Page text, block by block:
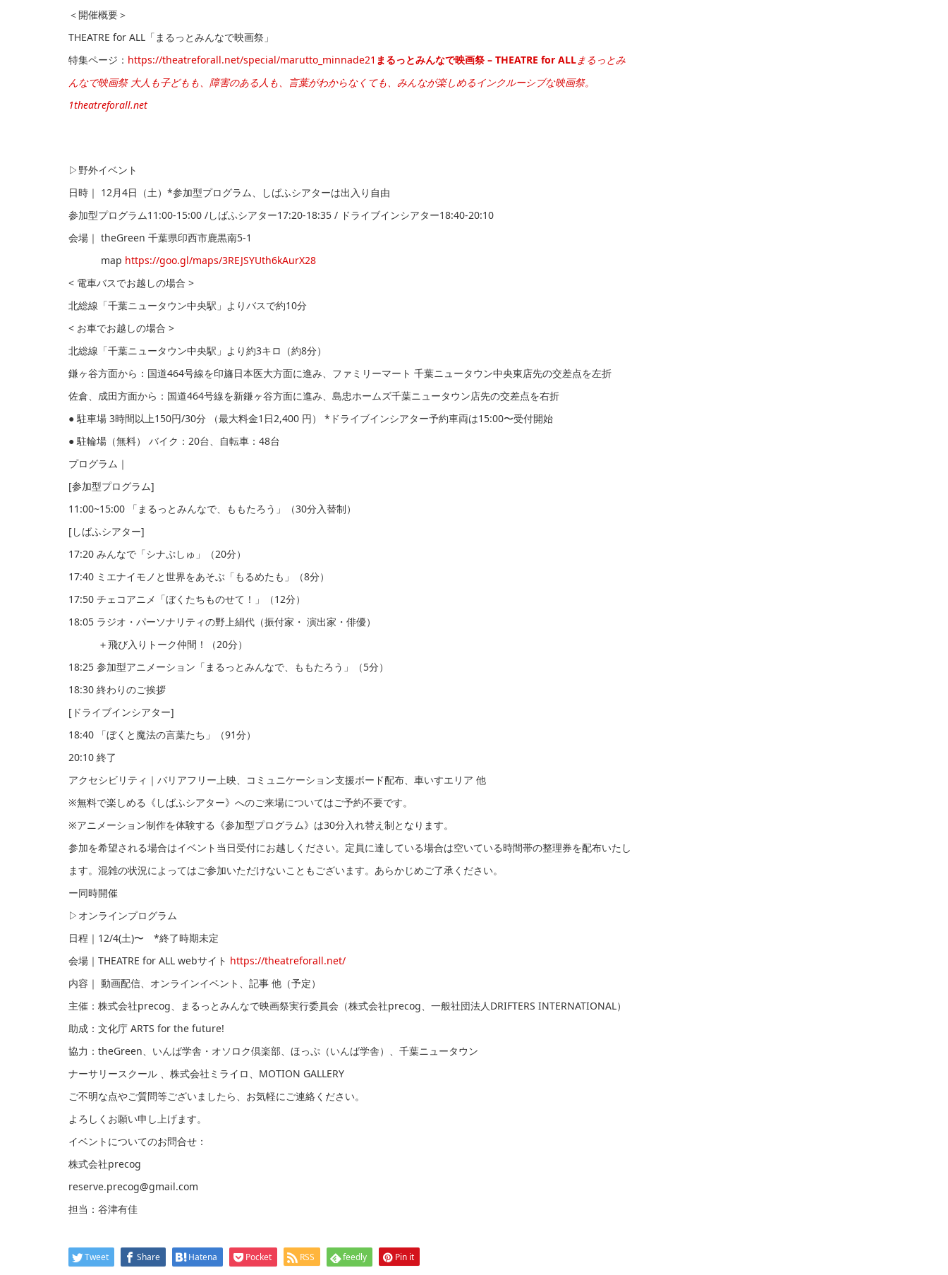
＜開催概要＞
THEATRE for ALL「まるっとみんなで映画祭」
特集ページ： https://theatreforall.net/special/marutto_minnade21 まるっとみんなで映画祭 – THEATRE for ALLまるっとみ
んなで映画祭 大人も子どもも、障害のある人も、言葉がわからなくても、みんなが楽しめるインクルーシブな映画祭。
1theatreforall.net
▷野外イベント
日時｜ 12月4日（土）*参加型プログラム、しばふシアターは出入り自由
参加型プログラム11:00-15:00 /しばふシアター17:20-18:35 / ドライブインシアター18:40-20:10
会場｜ theGreen 千葉県印西市鹿黒南5-1
map https://goo.gl/maps/3REJSYUth6kAurX28
< 電⾞バスでお越しの場合 >
北総線「千葉ニュータウン中央駅」よりバスで約10分
< お⾞でお越しの場合 >
北総線「千葉ニュータウン中央駅」より約3キロ（約8分）
鎌ヶ⾕⽅⾯から：国道464号線を印旛⽇本医⼤⽅⾯に進み、ファミリーマート 千葉ニュータウン中央東店先の交差点を左折
佐倉、成⽥⽅⾯から：国道464号線を新鎌ヶ⾕⽅⾯に進み、島忠ホームズ千葉ニュータウン店先の交差点を右折
● 駐⾞場 3時間以上150円/30分 （最⼤料⾦1⽇2,400 円） *ドライブインシアター予約⾞両は15:00〜受付開始
● 駐輪場（無料） バイク：20台、⾃転⾞：48台
プログラム｜
[参加型プログラム]
11:00~15:00 「まるっとみんなで、ももたろう」（30分入替制）
[しばふシアター]
17:20 みんなで「シナぷしゅ」（20分）
17:40 ミエナイモノと世界をあそぶ「もるめたも」（8分）
17:50 チェコアニメ「ぼくたちものせて！」（12分）
18:05 ラジオ・パーソナリティの野上絹代（振付家・ 演出家・俳優）
＋⾶び⼊りトーク仲間！（20分）
18:25 参加型アニメーション「まるっとみんなで、ももたろう」（5分）
18:30 終わりのご挨拶
[ドライブインシアター]
18:40 「ぼくと魔法の言葉たち」（91分）
20:10 終了
アクセシビリティ｜バリアフリー上映、コミュニケーション支援ボード配布、車いすエリア 他
※無料で楽しめる《しばふシアター》へのご来場についてはご予約不要です。
※アニメーション制作を体験する《参加型プログラム》は30分入れ替え制となります。
参加を希望される場合はイベント当日受付にお越しください。定員に達している場合は空いている時間帯の整理券を配布いたし
ます。混雑の状況によってはご参加いただけないこともございます。あらかじめご了承ください。
ー同時開催
▷オンラインプログラム
日程｜12/4(土)〜 *終了時期未定
会場｜THEATRE for ALL webサイト https://theatreforall.net/
内容｜ 動画配信、オンラインイベント、記事 他（予定）
主催：株式会社precog、まるっとみんなで映画祭実⾏委員会（株式会社precog、⼀般社団法⼈DRIFTERS INTERNATIONAL）
助成：⽂化庁 ARTS for the future!
協⼒：theGreen、いんば学舎・オソロク倶楽部、ほっぷ（いんば学舎）、千葉ニュータウン
ナーサリースクール 、株式会社ミライロ、MOTION GALLERY
ご不明な点やご質問等ございましたら、お気軽にご連絡ください。
よろしくお願い申し上げます。
イベントについてのお問合せ：
株式会社precog
reserve.precog@gmail.com
担当：谷津有佳
Tweet Share Hatena Pocket RSS feedly Pin it